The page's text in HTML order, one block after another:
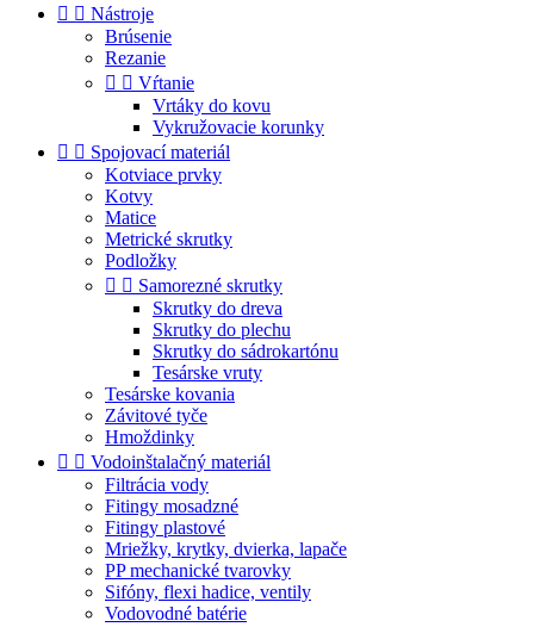
  Nástroje
Brúsenie
Rezanie
  Vŕtanie
Vrtáky do kovu
Vykružovacie korunky
  Spojovací materiál
Kotviace prvky
Kotvy
Matice
Metrické skrutky
Podložky
  Samorezné skrutky
Skrutky do dreva
Skrutky do plechu
Skrutky do sádrokartónu
Tesárske vruty
Tesárske kovania
Závitové tyče
Hmoždinky
  Vodoinštalačný materiál
Filtrácia vody
Fitingy mosadzné
Fitingy plastové
Mriežky, krytky, dvierka, lapače
PP mechanické tvarovky
Sifóny, flexi hadice, ventily
Vodovodné batérie